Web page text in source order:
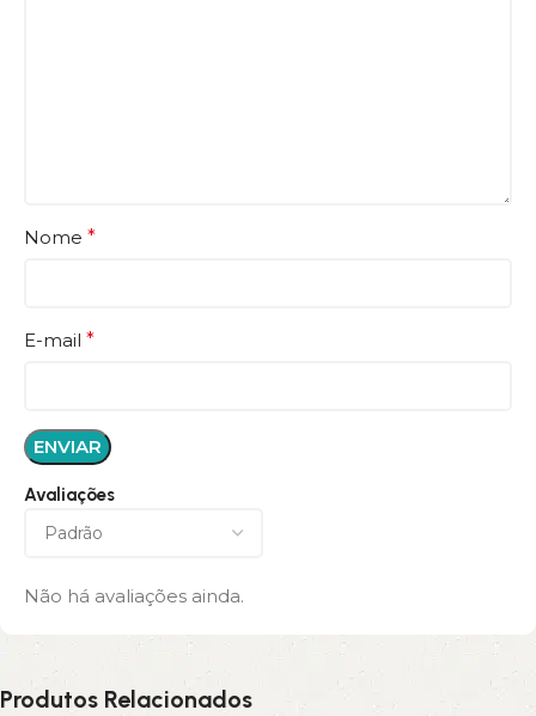
Avaliações
Não há avaliações ainda.
Nome *
E-mail *
Produtos Relacionados